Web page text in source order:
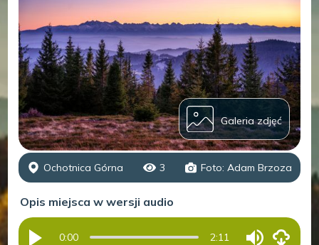
Galeria zdjęć
Ochotnica Górna 3 Foto: Adam Brzoza
Opis miejsca w wersji audio
0:00 2:11